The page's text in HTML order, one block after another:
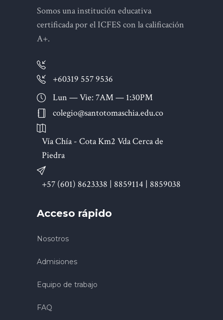
Somos una institución educativa
certificada por el ICFES con la calificación
A+.
+60319 557 9536
Lun — Vie: 7AM — 1:30PM
colegio@santotomaschia.edu.co
Vía Chía - Cota Km2 Vda Cerca de
Piedra
+57 (601) 8623338 | 8859114 | 8859038
Acceso rápido
Nosotros
Admisiones
Equipo de trabajo
FAQ